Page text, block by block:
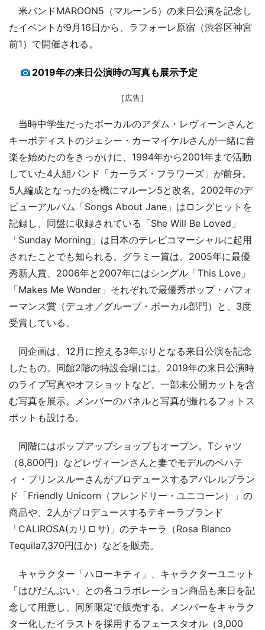
米バンドMAROON5（マルーン5）の来日公演を記念し
たイベントが9月16日から、ラフォーレ原宿（渋谷区神宮
前1）で開催される。
2019年の来日公演時の写真も展示予定
［広告］
当時中学生だったボーカルのアダム・レヴィーンさんと
キーボディストのジェシー・カーマイケルさんが一緒に音
楽を始めたのをきっかけに、1994年から2001年まで活動
していた4人組バンド「カーラズ・フラワーズ」が前身。
5人編成となったのを機にマルーン5と改名。2002年のデ
ビューアルバム「Songs About Jane」はロングヒットを
記録し、同盤に収録されている「She Will Be Loved」
「Sunday Morning」は日本のテレビコマーシャルに起用
されたことでも知られる。グラミー賞は、2005年に最優
秀新人賞、2006年と2007年にはシングル「This Love」
「Makes Me Wonder」それぞれで最優秀ポップ・パフォ
ーマンス賞（デュオ／グループ・ボーカル部門）と、3度
受賞している。
同企画は、12月に控える3年ぶりとなる来日公演を記念
したもの。同館2階の特設会場には、2019年の来日公演時
のライブ写真やオフショットなど、一部未公開カットを含
む写真を展示。メンバーのパネルと写真が撮れるフォトス
ポットも設ける。
同階にはポップアップショップもオープン。Tシャツ
（8,800円）などレヴィーンさんと妻でモデルのベハテ
ィ・プリンスルーさんがプロデュースするアパレルブラン
ド「Friendly Unicorn（フレンドリー・ユニコーン）」の
商品や、2人がプロデュースするテキーラブランド
「CALIROSA(カリロサ)」のテキーラ（Rosa Blanco
Tequila7,370円ほか）などを販売。
キャラクター「ハローキティ」、キャラクターユニット
「はぴだんぶい」との各コラボレーション商品も来日を記
念して用意し、同所限定で販売する。メンバーをキャラク
ター化したイラストを採用するフェースタオル（3,000